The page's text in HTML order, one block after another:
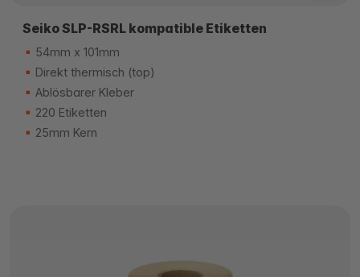
Seiko SLP-RSRL kompatible Etiketten
54mm x 101mm
Direkt thermisch (top)
Ablösbarer Kleber
220 Etiketten
25mm Kern